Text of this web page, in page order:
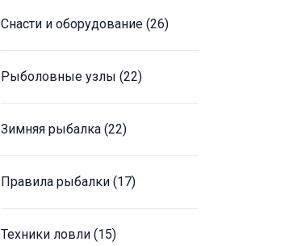
Снасти и оборудование (26)
Рыболовные узлы (22)
Зимняя рыбалка (22)
Правила рыбалки (17)
Техники ловли (15)